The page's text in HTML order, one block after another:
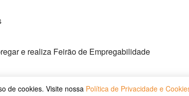
e realiza Feirão de Empregabilidade
de cookies. Visite nossa Política de Privacidade e